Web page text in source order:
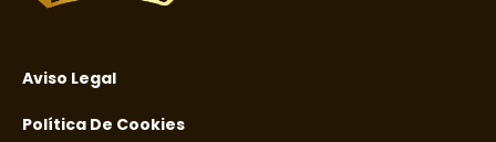
Aviso Legal
Política De Cookies